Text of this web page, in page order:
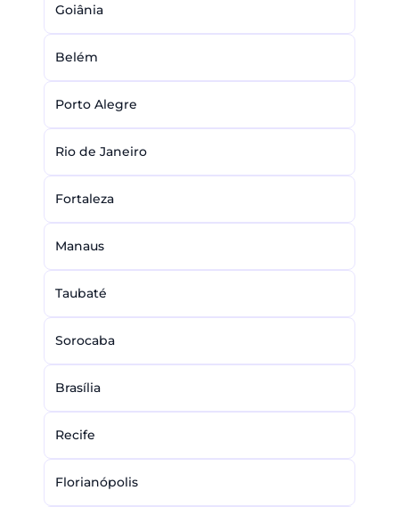
Goiânia
Belém
Porto Alegre
Rio de Janeiro
Fortaleza
Manaus
Taubaté
Sorocaba
Brasília
Recife
Florianópolis